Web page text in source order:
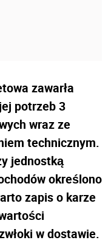
zawarła
potrzeb 3
wraz ze
technicznym.
jednostką
określono
zapis o karze
w dostawie.